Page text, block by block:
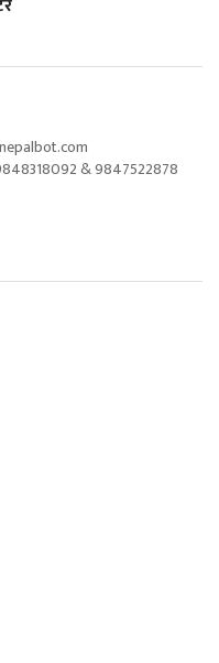
& 9847522878